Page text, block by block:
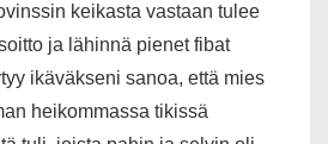
keikasta vastaan tulee
ja lähinnä pienet fibat
ikäväkseni sanoa, että mies
heikommassa tikissä